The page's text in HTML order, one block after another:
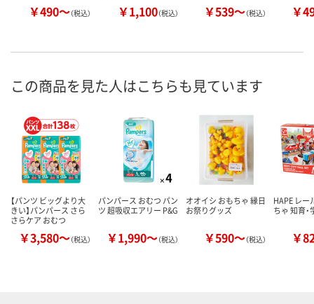
￥490～（税込） ￥1,100（税込） ￥539～（税込） ￥
この商品を見た人はこちらも見ています
【パンツ ビッグより大
きい】パンパース さら
さらケア おむつ
￥3,580～（税込）
パンパース おむつ パン
ツ 超吸収エアリー P&G
￥1,990～（税込）
オオイシ おもちゃ 縁日
お祭りグッズ
￥590～（税込）
HAPE レー
ちゃ 知育
￥